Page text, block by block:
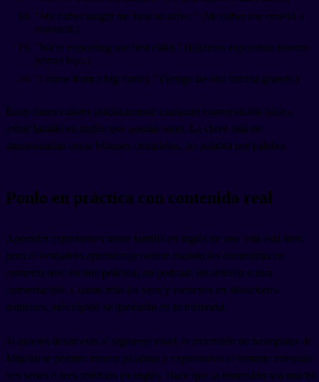
"My father taught me how to drive." (Mi father me enseñó a
conducir.)
"We're expecting our first child." (Estamos esperando nuestro
primer hijo.)
"I come from a big family." (Vengo de una familia grande.)
Estas frases cubren prácticamente cualquier conversación básica
sobre familia en inglés que puedas tener. La clave está en
memorizarlas como bloques completos, no palabra por palabra.
Ponlo en práctica con contenido real
Aprender expresiones sobre familia en inglés de una lista está bien,
pero el verdadero aprendizaje ocurre cuando las encuentras en
contexto real: en una película, un podcast, un artículo o una
conversación. Cuanto más las veas y escuches en situaciones
naturales, más rápido se quedarán en tu memoria.
Si quieres llevar esto al siguiente nivel, la extensión de navegador de
Migaku te permite buscar palabras y expresiones al instante mientras
ves series o lees artículos en inglés. Hace que la inmersión sea mucho